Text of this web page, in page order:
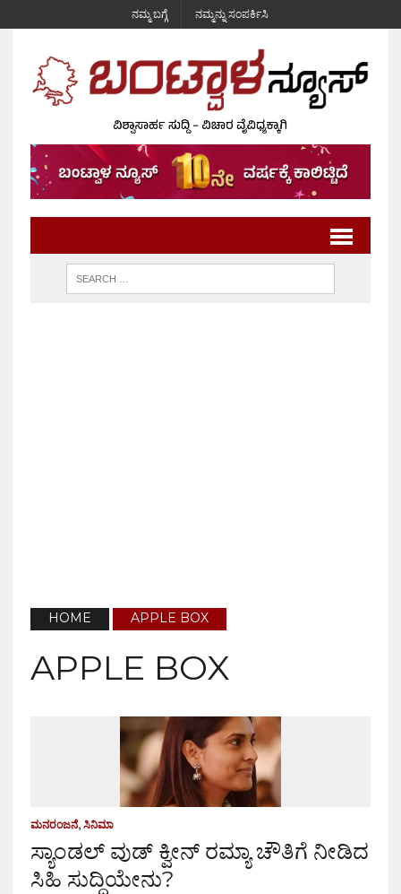
ನಮ್ಮ ಬಗ್ಗೆ ನಮ್ಮನ್ನು ಸಂಪರ್ಕಿಸಿ
HOME APPLE BOX
APPLE BOX
ಮನರಂಜನೆ, ಸಿನಿಮಾ
ಸ್ಯಾಂಡಲ್ ವುಡ್ ಕ್ವೀನ್ ರಮ್ಯಾ ಚೌತಿಗೆ ನೀಡಿದ
ಸಿಹಿ ಸುದ್ದಿಯೇನು?